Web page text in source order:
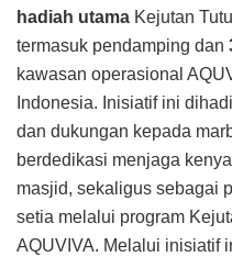
hadiah utama Kejutan
termasuk pendamping dan
kawasan operasional
Indonesia. Inisiatif ini
dan dukungan kepada
berdedikasi menjaga
masjid, sekaligus sebagai
setia melalui program
AQUVIVA. Melalui inisiatif